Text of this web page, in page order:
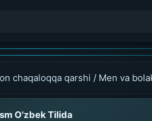
chaqaloqqa qarshi / Men va
O'zbek Tilida